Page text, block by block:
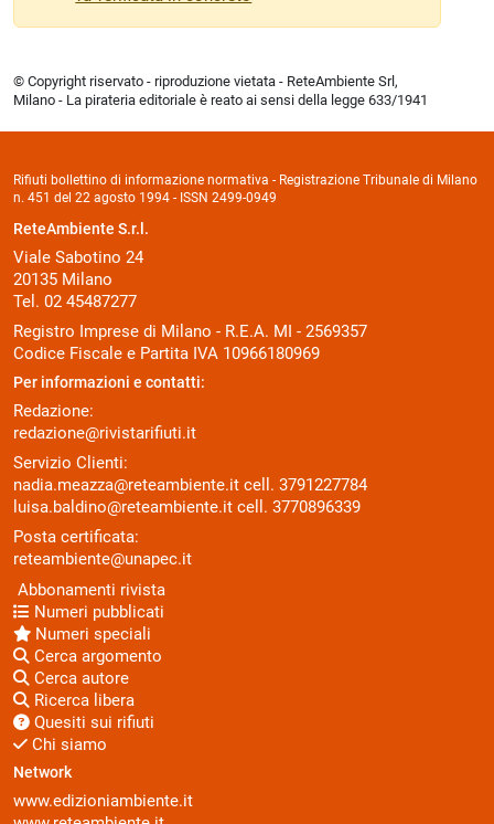
© Copyright riservato - riproduzione vietata - ReteAmbiente Srl,
Milano - La pirateria editoriale è reato ai sensi della legge 633/1941
Rifiuti bollettino di informazione normativa - Registrazione Tribunale di Milano
n. 451 del 22 agosto 1994 - ISSN 2499-0949
ReteAmbiente S.r.l.
Viale Sabotino 24
20135 Milano
Tel. 02 45487277
Registro Imprese di Milano - R.E.A. MI - 2569357
Codice Fiscale e Partita IVA 10966180969
Per informazioni e contatti:
Redazione:
redazione@rivistarifiuti.it
Servizio Clienti:
nadia.meazza@reteambiente.it cell. 3791227784
luisa.baldino@reteambiente.it cell. 3770896339
Posta certificata:
reteambiente@unapec.it
Abbonamenti rivista
Numeri pubblicati
Numeri speciali
Cerca argomento
Cerca autore
Ricerca libera
Quesiti sui rifiuti
Chi siamo
Network
www.edizioniambiente.it